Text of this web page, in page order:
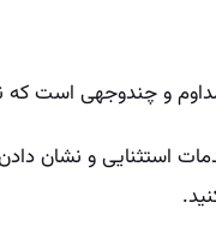
مداوم و چندوجهی است
استثنایی و نشان